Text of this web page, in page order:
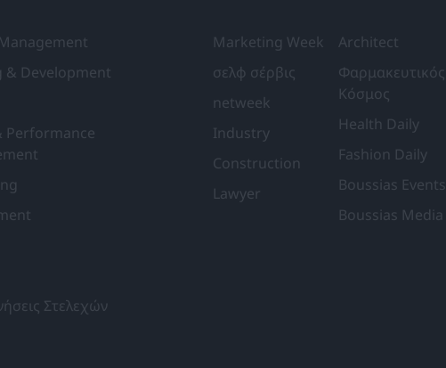
& Development
Performance
Στελεχών
Marketing Week
σελφ σέρβις
netweek
Industry
Construction
Lawyer
Architect
Φαρμακευτικός
Κόσμος
Health Daily
Fashion Daily
Boussias Events
Boussias Media